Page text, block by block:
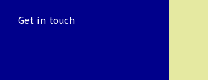
Get in touch